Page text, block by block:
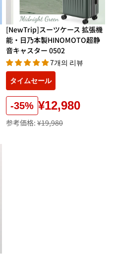
[NewTrip]スーツケース 拡張機
能・日乃本製HINOMOTO超静
音キャスター 0502
7개의 리뷰
タイムセール
-35% ¥12,980
参考価格: ¥19,980